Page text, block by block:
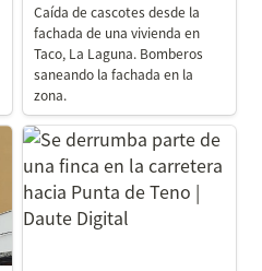
Caída de cascotes desde la
fachada de una vivienda en
Taco, La Laguna. Bomberos
saneando la fachada en la
zona.
Se derrumba parte de
una finca en la carretera
hacia Punta de Teno |
Daute Digital